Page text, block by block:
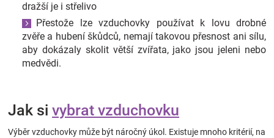
dražší je i střelivo
Přestože lze vzduchovky používat k lovu drobné
zvěře a hubení škůdců, nemají takovou přesnost ani sílu,
aby dokázaly skolit větší zvířata, jako jsou jeleni nebo
medvědi.
Jak si vybrat vzduchovku
Výběr vzduchovky může být náročný úkol. Existuje mnoho kritérií, na